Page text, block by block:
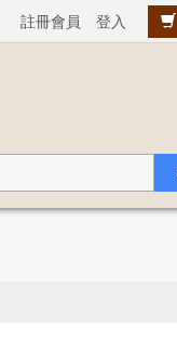
註冊會員 登入